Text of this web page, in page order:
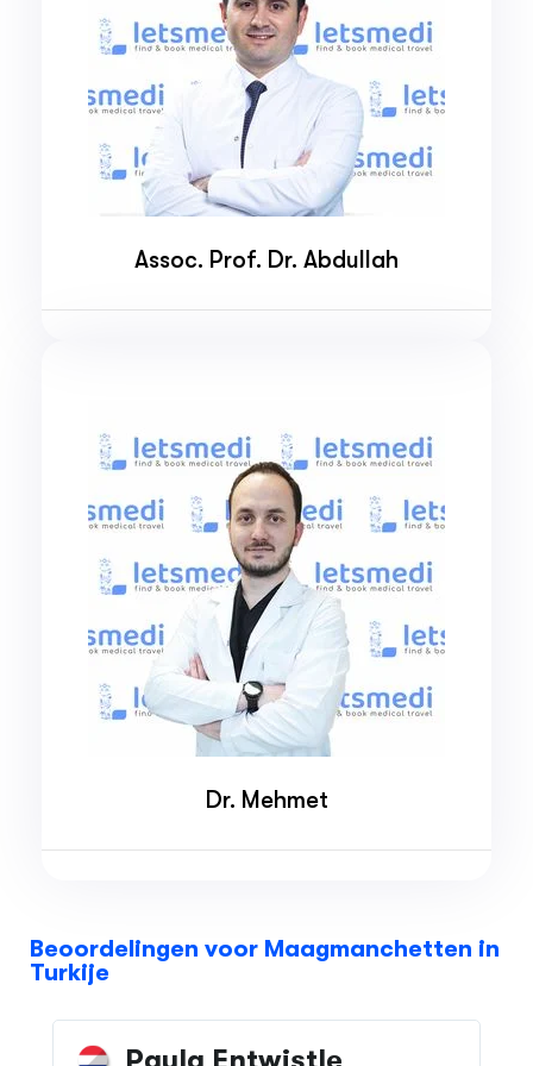
Assoc. Prof. Dr. Abdullah
Dr. Mehmet
Beoordelingen voor Maagmanchetten in
Turkije
Fatima Abdjul